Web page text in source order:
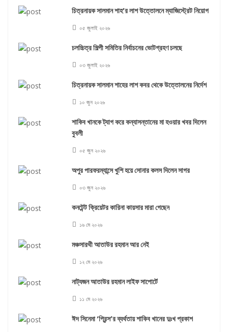
চিত্রনায়ক সালমান শাহ’র লাশ উত্তোলনে ম্যাজিস্ট্রেট নিয়োগ
০৫ জুলাই ২০২৬
চলচ্চিত্র শিল্পী সমিতির নির্বাচনের ভোটগ্রহণ চলছে
০৩ জুলাই ২০২৬
চিত্রনায়ক সালমান শাহের লাশ কবর থেকে উত্তোলনের নির্দেশ
১০ জুন ২০২৬
শাকিব খানকে ট্যাগ করে কন্যাসন্তানের মা হওয়ার খবর দিলেন
বুবলী
০৫ জুন ২০২৬
অপুর পারফরম্যান্সে খুশি হয়ে সোনার কলস দিলেন সাগর
০৩ জুন ২০২৬
কনটেন্ট ক্রিয়েটর কারিনা কায়সার মারা গেছেন
১৬ মে ২০২৬
মঞ্চসারথী আতাউর রহমান আর নেই
১২ মে ২০২৬
নাট্যজন আতাউর রহমান লাইফ সাপোর্টে
১১ মে ২০২৬
ঈদ সিনেমা ‘প্রিন্স’র ব্যর্থতায় শাকিব খানের দুঃখ প্রকাশ